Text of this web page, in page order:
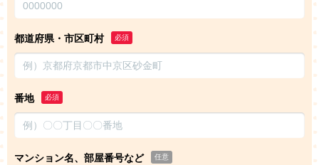
都道府県・市区町村 必須
番地 必須
マンション名、部屋番号など 任意